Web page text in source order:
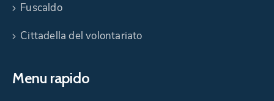
Fuscaldo
Cittadella del volontariato
Menu rapido